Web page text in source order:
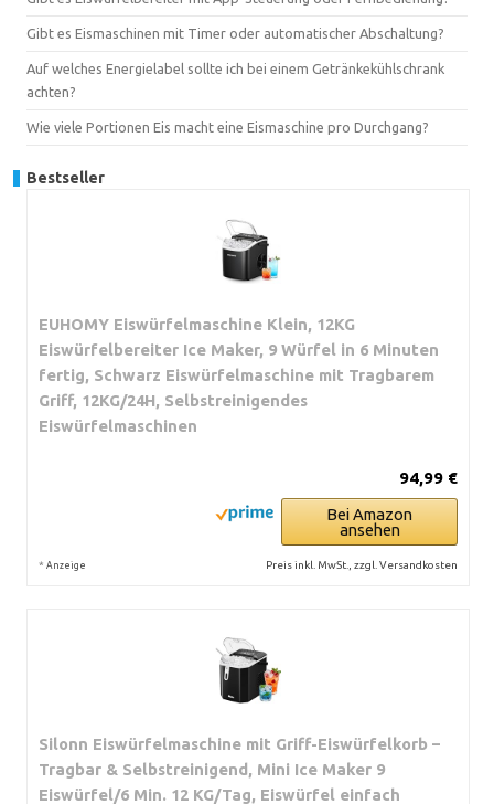
Gibt es Eismaschinen mit Timer oder automatischer Abschaltung?
Auf welches Energielabel sollte ich bei einem Getränkekühlschrank
achten?
Wie viele Portionen Eis macht eine Eismaschine pro Durchgang?
Bestseller
EUHOMY Eiswürfelmaschine Klein, 12KG
Eiswürfelbereiter Ice Maker, 9 Würfel in 6 Minuten
fertig, Schwarz Eiswürfelmaschine mit Tragbarem
Griff, 12KG/24H, Selbstreinigendes
Eiswürfelmaschinen
94,99 €
Bei Amazon
ansehen
* Anzeige Preis inkl. MwSt., zzgl. Versandkosten
Silonn Eiswürfelmaschine mit Griff-Eiswürfelkorb –
Tragbar & Selbstreinigend, Mini Ice Maker 9
Eiswürfel/6 Min. 12 KG/Tag, Eiswürfel einfach